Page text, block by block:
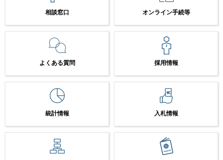
相談窓口 オンライン手続等
よくある質問 採用情報
統計情報 入札情報